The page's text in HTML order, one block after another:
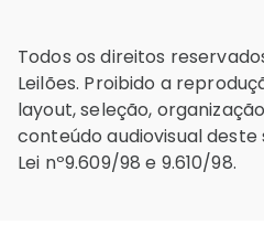
Todos os direitos
Leilões. Proibido a
layout, seleção,
conteúdo audiovisual
Lei nº9.609/98 e 9.610/98.